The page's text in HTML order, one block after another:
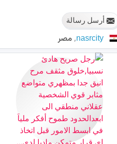
أرسل رسالة
nasrcity
, مصر